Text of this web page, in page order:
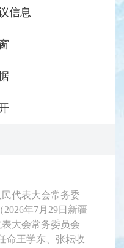
信息
代表大会常务委
年7月29日新疆
大会常务委员会
命王学东、张耘收